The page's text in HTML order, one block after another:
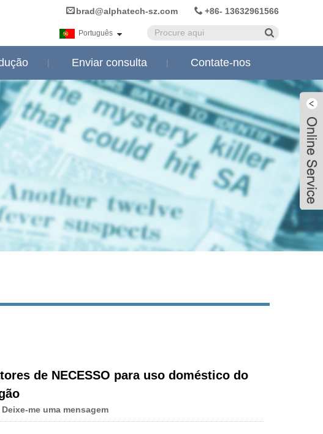
+86- 13632961566
brad@alphatech-sz.com
Português
Enviar consulta Contate-nos
de NECESSO para uso doméstico do
Deixe-me uma mensagem